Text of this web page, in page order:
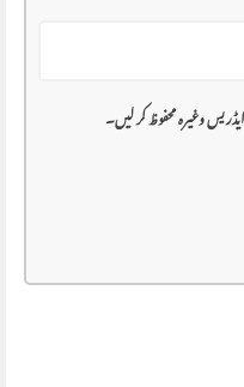
وغیرہ محفوظ کر لیں۔